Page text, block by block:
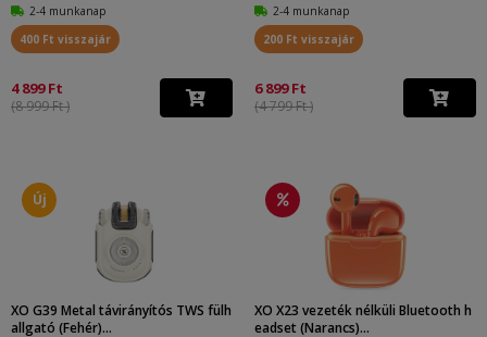
2-4 munkanap
400 Ft visszajár
4 899 Ft
(8 999 Ft )
2-4 munkanap
200 Ft visszajár
6 899 Ft
(4 799 Ft )
Új
XO G39 Metal távirányítós TWS fülh
allgató (Fehér)...
XO X23 vezeték nélküli Bluetooth h
eadset (Narancs)...